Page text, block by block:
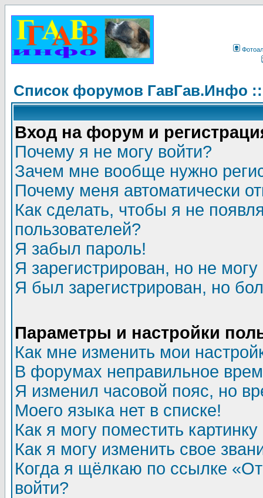
Список форумов ГавГав.Инфо
Вход на форум и
Почему я не могу войти?
Зачем мне вообще нужно
Почему меня автоматически
Как сделать, чтобы я не
пользователей?
Я забыл пароль!
Я зарегистрирован, но не могу
Я был зарегистрирован, но
Параметры и настройки
Как мне изменить мои
В форумах неправильное
Я изменил часовой пояс, но
Моего языка нет в списке!
Как я могу поместить
Как я могу изменить свое
Когда я щёлкаю по ссылке
войти?